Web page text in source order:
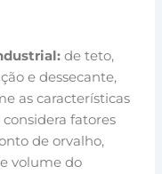
de teto,
e dessecante,
as características
fatores
de orvalho,
volume do